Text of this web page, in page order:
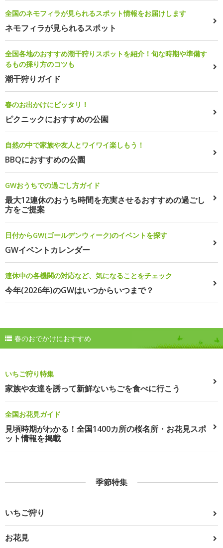
全国のネモフィラが見られるスポット情報をお届けします
ネモフィラが見られるスポット
全国各地のおすすめ潮干狩りスポットを紹介！旬な時期や準備す
るもの採り方のコツも
潮干狩りガイド
春のお出かけにピッタリ！
ピクニックにおすすめの公園
自然の中で家族や友人とワイワイ楽しもう！
BBQにおすすめの公園
GWおうちでの過ごし方ガイド
最大12連休のおうち時間を充実させるおすすめの過ごし
方をご提案
日付からGW(ゴールデンウィーク)のイベントを探す
GWイベントカレンダー
連休中の各機関の対応など、気になることをチェック
今年(2026年)のGWはいつからいつまで？
春のおでかけにおすすめ
いちご狩り特集
家族や友達を誘って新鮮ないちごを食べに行こう
全国お花見ガイド
見頃時期がわかる！全国1400カ所の桜名所・お花見スポ
ット情報を掲載
季節特集
いちご狩り
お花見